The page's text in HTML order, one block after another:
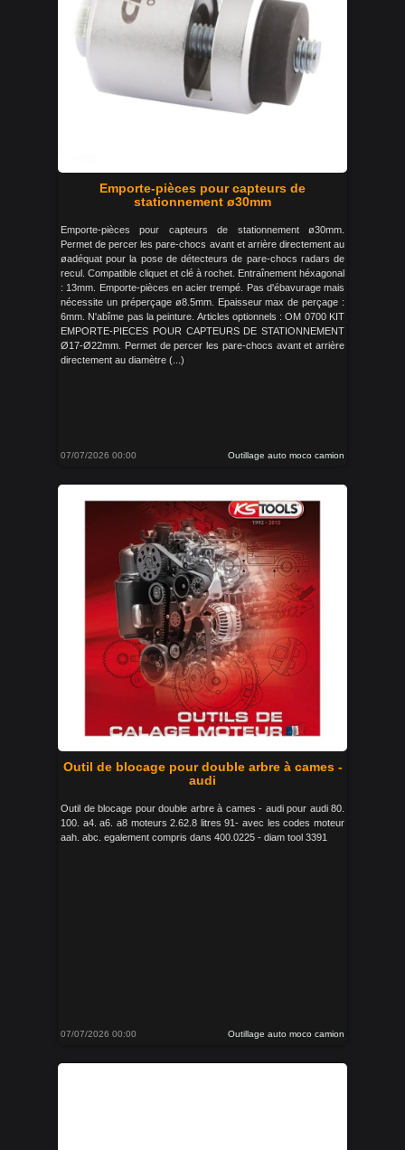
Emporte-pièces pour capteurs de
stationnement ø30mm
Emporte-pièces pour capteurs de stationnement ø30mm.
Permet de percer les pare-chocs avant et arrière directement au
øadéquat pour la pose de détecteurs de pare-chocs radars de
recul. Compatible cliquet et clé à rochet. Entraînement héxagonal
: 13mm. Emporte-pièces en acier trempé. Pas d'ébavurage mais
nécessite un préperçage ø8.5mm. Epaisseur max de perçage :
6mm. N'abîme pas la peinture. Articles optionnels : OM 0700 KIT
EMPORTE-PIECES POUR CAPTEURS DE STATIONNEMENT
Ø17-Ø22mm. Permet de percer les pare-chocs avant et arrière
directement au diamètre (...)
07/07/2026 00:00 Outillage auto moco camion
Outil de blocage pour double arbre à cames -
audi
Outil de blocage pour double arbre à cames - audi pour audi 80.
100. a4. a6. a8 moteurs 2.62.8 litres 91- avec les codes moteur
aah. abc. egalement compris dans 400.0225 - diam tool 3391
07/07/2026 00:00 Outillage auto moco camion